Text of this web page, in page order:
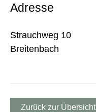
Adresse
Strauchweg 10
Breitenbach
Zurück zur Übersicht